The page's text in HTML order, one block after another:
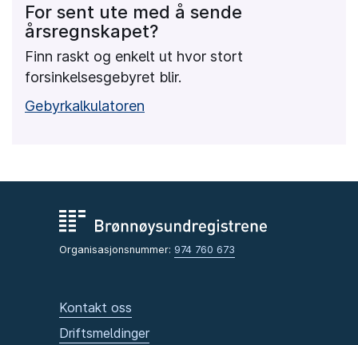
For sent ute med å sende
årsregnskapet?
Finn raskt og enkelt ut hvor stort
forsinkelsesgebyret blir.
Gebyrkalkulatoren
Organisasjonsnummer: 974 760 673
Kontakt oss
Driftsmeldinger